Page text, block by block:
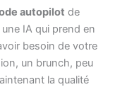
autopilot de
IA qui prend en
besoin de votre
un brunch, peu
la qualité